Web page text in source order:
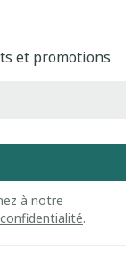
et promotions
à notre
.